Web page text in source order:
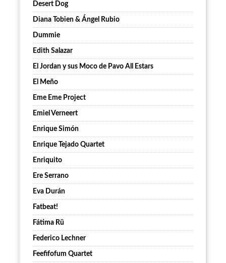
Desert Dog
Diana Tobien & Ángel Rubio
Dummie
Edith Salazar
El Jordan y sus Moco de Pavo All Estars
El Meño
Eme Eme Project
Emiel Verneert
Enrique Simón
Enrique Tejado Quartet
Enriquito
Ere Serrano
Eva Durán
Fatbeat!
Fátima Rü
Federico Lechner
Feefifofum Quartet